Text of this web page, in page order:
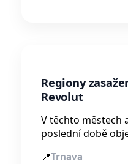
Regiony
Revolut
V těchto městech
poslední době
📍Trnava